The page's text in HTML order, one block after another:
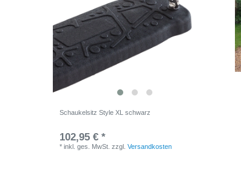
Schaukelsitz Style XL schwarz
102,95 € *
*inkl. ges. MwSt. zzgl.Versandkosten